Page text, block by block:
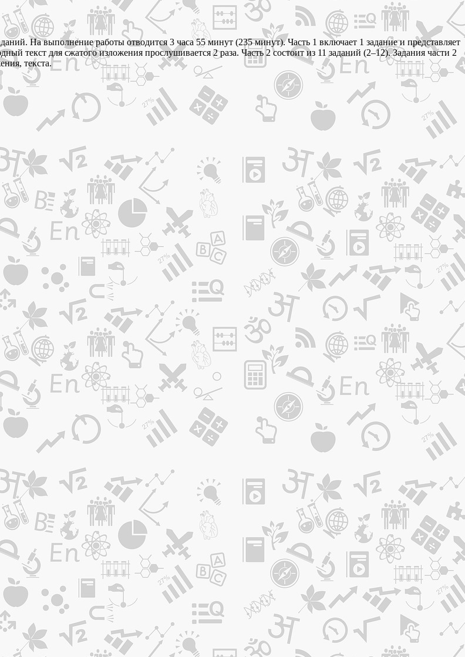
На выполнение работы отводится 3 часа 55 минут (235 минут). Часть 1 включает 1 задание и представляет
текст для сжатого изложения прослушивается 2 раза. Часть 2 состоит из 11 заданий (2–12). Задания части 2
текста.